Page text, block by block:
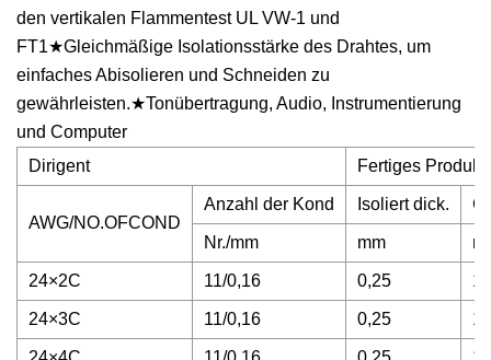
den vertikalen Flammentest UL VW-1 und
FT1★Gleichmäßige Isolationsstärke des Drahtes, um
einfaches Abisolieren und Schneiden zu
gewährleisten.★Tonübertragung, Audio, Instrumentierung
und Computer
Dirigent
Fertiges Produkt
AWG/NO.OFCOND
Anzahl der Kond Isoliert dick.
Nr./mm mm
24×2C 11/0,16 0,25
24×3C 11/0,16 0,25